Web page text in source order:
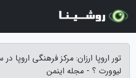
لیوورت ؟ - مجله اینمن